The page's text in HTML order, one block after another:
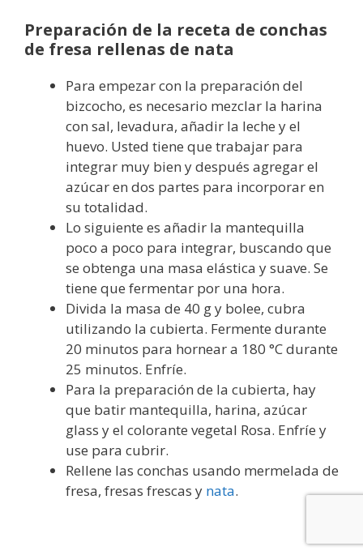
Preparación de la receta de conchas
de fresa rellenas de nata
Para empezar con la preparación del
bizcocho, es necesario mezclar la harina
con sal, levadura, añadir la leche y el
huevo. Usted tiene que trabajar para
integrar muy bien y después agregar el
azúcar en dos partes para incorporar en
su totalidad.
Lo siguiente es añadir la mantequilla
poco a poco para integrar, buscando que
se obtenga una masa elástica y suave. Se
tiene que fermentar por una hora.
Divida la masa de 40 g y bolee, cubra
utilizando la cubierta. Fermente durante
20 minutos para hornear a 180 °C durante
25 minutos. Enfríe.
Para la preparación de la cubierta, hay
que batir mantequilla, harina, azúcar
glass y el colorante vegetal Rosa. Enfríe y
use para cubrir.
Rellene las conchas usando mermelada de
fresa, fresas frescas y nata.